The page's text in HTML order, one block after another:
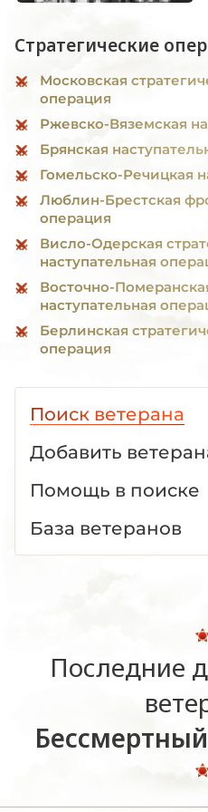
Стратегические
Московская
операция
Ржевско-Вяземская
Брянская
Гомельско-Речицкая
Люблин-Брестская
операция
Висло-Одерская
наступательная
Восточно-
наступательная
Берлинская
операция
Поиск ветерана
Добавить
Помощь в поиске
База ветеранов
Последние